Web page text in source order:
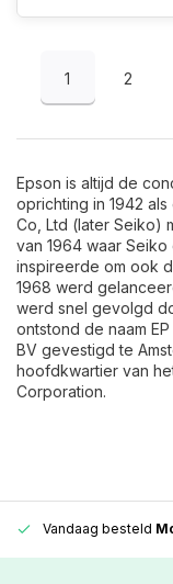
1 2
Epson is altijd de
oprichting in 1942
Co, Ltd (later Seiko)
van 1964 waar
inspireerde om ook
1968 werd
werd snel gevolgd
ontstond de naam
BV gevestigd te
hoofdkwartier van
Corporation.
Vandaag besteld